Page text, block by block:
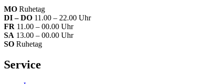
MO Ruhetag
DI – DO 11.00 – 22.00 Uhr
FR 11.00 – 00.00 Uhr
SA 13.00 – 00.00 Uhr
SO Ruhetag
Service